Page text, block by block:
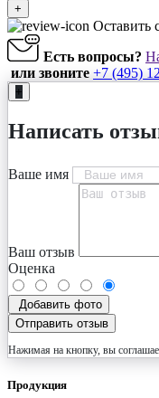
+
Оставить
Есть вопросы?
или звоните +7 (495)
+
Написать
Ваше имя
Ваш отзыв
Оценка
Добавить фото
Отправить отзыв
Нажимая на кнопку, вы
Продукция